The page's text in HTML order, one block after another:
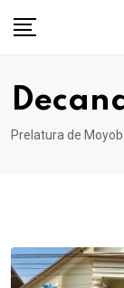
Prelatura de